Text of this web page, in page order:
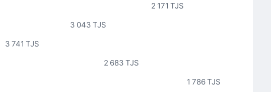
2 171 TJS
3 043 TJS
3 741 TJS
2 683 TJS
1 786 TJS